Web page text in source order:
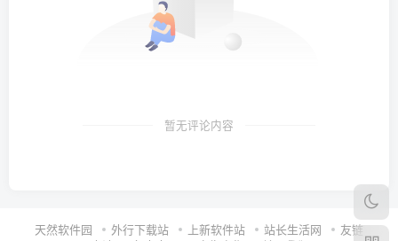
暂无评论内容
天然软件园 外行下载站 上新软件站 站长生活网
友链